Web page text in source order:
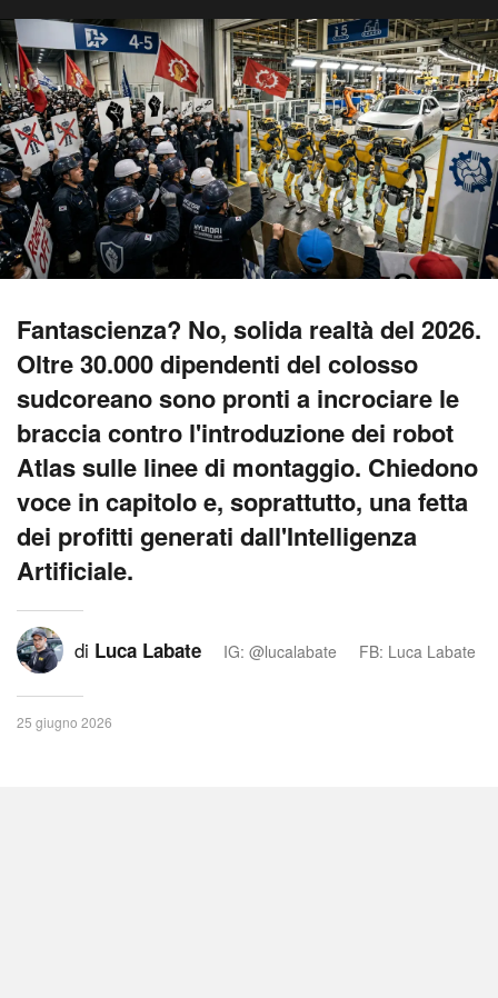
Fantascienza? No, solida realtà del 2026.
Oltre 30.000 dipendenti del colosso
sudcoreano sono pronti a incrociare le
braccia contro l'introduzione dei robot
Atlas sulle linee di montaggio. Chiedono
voce in capitolo e, soprattutto, una fetta
dei profitti generati dall'Intelligenza
Artificiale.
di Luca Labate IG: @lucalabate FB: Luca Labate
25 giugno 2026